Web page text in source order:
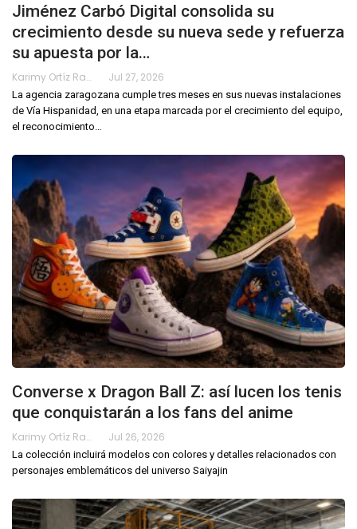
Jiménez Carbó Digital consolida su
crecimiento desde su nueva sede y refuerza
su apuesta por la…
Karimy Ortíz Ramos Jul 27, 2026
La agencia zaragozana cumple tres meses en sus nuevas instalaciones
de Vía Hispanidad, en una etapa marcada por el crecimiento del equipo,
el reconocimiento
Converse x Dragon Ball Z: así lucen los tenis
que conquistarán a los fans del anime
Karimy Ortíz Ramos Jul 26, 2026
La colección incluirá modelos con colores y detalles relacionados con
personajes emblemáticos del universo Saiyajin